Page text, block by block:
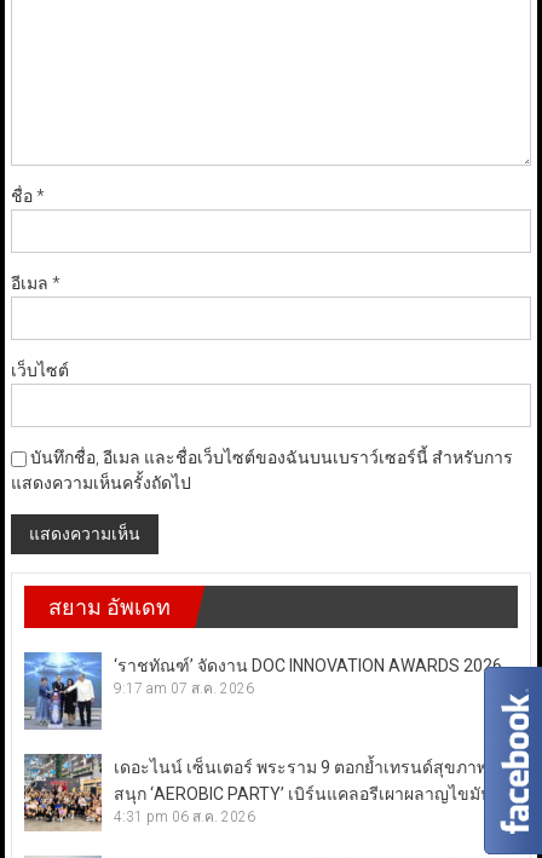
ชื่อ*
อีเมล *
เว็บไซต์
บันทึกชื่อ, อีเมล และชื่อเว็บไซต์ของฉันบนเบราว์เซอร์นี้ สำหรับการ
แสดงความเห็นครั้งถัดไป
สยาม อัพเดท
‘ราชทัณฑ์’ จัดงาน DOC INNOVATION AWARDS 2026
9:17 am 07 ส.ค. 2026
เดอะไนน์ เซ็นเตอร์ พระราม 9 ตอกย้ำเทรนด์สุขภาพสาย
สนุก ‘AEROBIC PARTY’ เบิร์นแคลอรีเผาผลาญไขมัน
4:31 pm 06 ส.ค. 2026